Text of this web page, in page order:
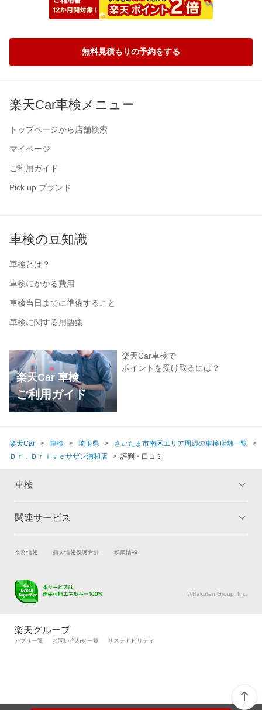
無料見積もりの予約をする
楽天Car車検メニュー
トップページから店舗検索
マイページ
ご利用ガイド
Pick up ブランド
車検の豆知識
車検とは？
車検にかかる費用
車検当日までに準備すること
車検に関する用語集
楽天Car 車検
ご利用ガイド
楽天Car車検で
ポイントを受け取るには？
楽天Car 車検 埼玉県
さいたま市南区エリア周辺の車検店舗一覧
Ｄｒ．Ｄｒｉｖｅサザン浦和店
評判・口コミ
車検
トップ
車検の基礎知識 キャンペーン一覧
関連サービス
試乗・商談 新車購入
キズ修理予約
メンテナンス管理
自動車カタログ 自動車保険
企業情報 個人情報保護方針 採用情報
© Rakuten Group, Inc.
楽天グループ
アプリ一覧 お問い合わせ一覧 サステナビリティ